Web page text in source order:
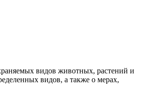
видов животных, растений и
видов, а также о мерах,